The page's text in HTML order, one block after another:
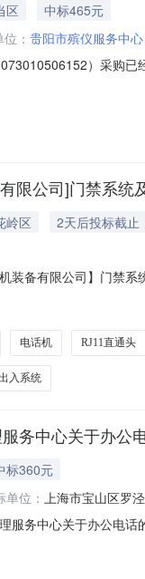
区
中标465元
： 贵阳市殡仪服务中心
）采购
购单位地址：贵阳市
限公司]门禁系统
岭区
2天后投标截止
装备有限公司】门禁
城办公楼、彩虹生产
电话机 RJ11直通头
入系统
务中心关于办
标360元
单位： 上海市宝山区罗
服务中心关于办公电
心采购单位地址:潘新